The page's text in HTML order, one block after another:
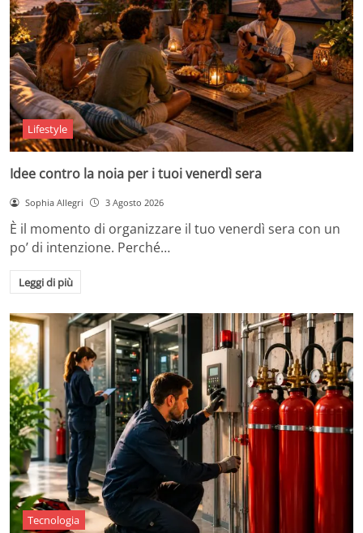
Lifestyle
Idee contro la noia per i tuoi venerdì sera
Sophia Allegri 3 Agosto 2026
È il momento di organizzare il tuo venerdì sera con un
po’ di intenzione. Perché…
Leggi di più
Tecnologia